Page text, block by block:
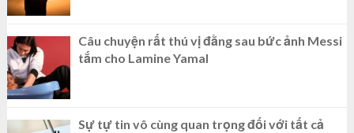
Câu chuyện rất thú vị đằng sau bức ảnh Messi
tắm cho Lamine Yamal
Sự tự tin vô cùng quan trọng đối với tất cả